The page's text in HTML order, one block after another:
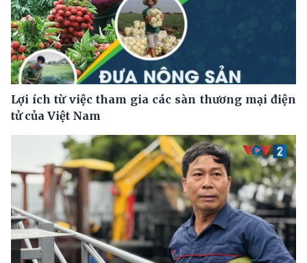
Lợi ích từ việc tham gia các sàn thương mại điện
tử của Việt Nam